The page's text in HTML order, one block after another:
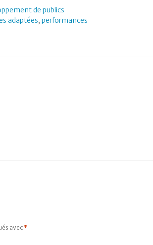
de publics
adaptées,performances
avec*